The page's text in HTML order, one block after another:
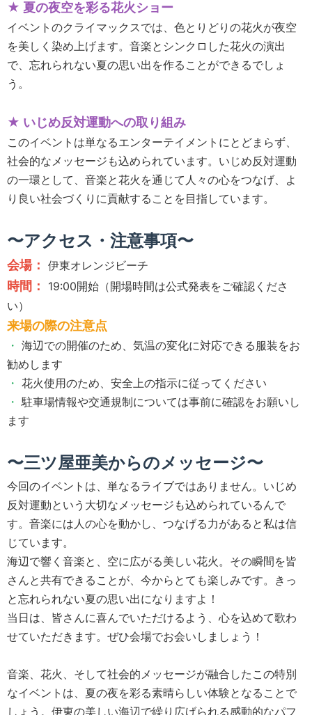
★ 夏の夜空を彩る花火ショー
イベントのクライマックスでは、色とりどりの花火が夜空
を美しく染め上げます。音楽とシンクロした花火の演出
で、忘れられない夏の思い出を作ることができるでしょ
う。
★ いじめ反対運動への取り組み
このイベントは単なるエンターテイメントにとどまらず、
社会的なメッセージも込められています。いじめ反対運動
の一環として、音楽と花火を通じて人々の心をつなげ、よ
り良い社会づくりに貢献することを目指しています。
〜アクセス・注意事項〜
会場： 伊東オレンジビーチ
時間：
19:00開始（開場時間は公式発表をご確認くださ
い）
来場の際の注意点
・ 海辺での開催のため、気温の変化に対応できる服装をお
勧めします
・ 花火使用のため、安全上の指示に従ってください
・ 駐車場情報や交通規制については事前に確認をお願いし
ます
〜三ツ屋亜美からのメッセージ〜
今回のイベントは、単なるライブではありません。いじめ
反対運動という大切なメッセージも込められているんで
す。音楽には人の心を動かし、つなげる力があると私は信
じています。
海辺で響く音楽と、空に広がる美しい花火。その瞬間を皆
さんと共有できることが、今からとても楽しみです。きっ
と忘れられない夏の思い出になりますよ！
当日は、皆さんに喜んでいただけるよう、心を込めて歌わ
せていただきます。ぜひ会場でお会いしましょう！
音楽、花火、そして社会的メッセージが融合したこの特別
なイベントは、夏の夜を彩る素晴らしい体験となることで
しょう。伊東の美しい海辺で繰り広げられる感動的なパフ